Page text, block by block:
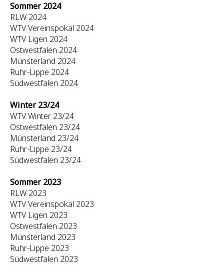
Sommer 2024
RLW 2024
WTV Vereinspokal 2024
WTV Ligen 2024
Ostwestfalen 2024
Münsterland 2024
Ruhr-Lippe 2024
Südwestfalen 2024
Winter 23/24
WTV Winter 23/24
Ostwestfalen 23/24
Münsterland 23/24
Ruhr-Lippe 23/24
Südwestfalen 23/24
Sommer 2023
RLW 2023
WTV Vereinspokal 2023
WTV Ligen 2023
Ostwestfalen 2023
Münsterland 2023
Ruhr-Lippe 2023
Südwestfalen 2023